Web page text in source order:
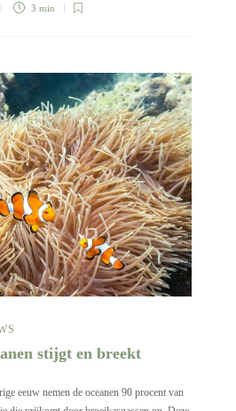
3 min
stijgt en breekt
eeuw nemen de oceanen 90 procent van